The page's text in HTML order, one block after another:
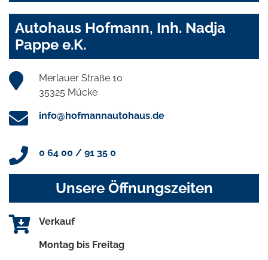
Autohaus Hofmann, Inh. Nadja
Pappe e.K.
Merlauer Straße 10
35325 Mücke
info@hofmannautohaus.de
0 64 00 / 91 35 0
Unsere Öffnungszeiten
Verkauf
Montag bis Freitag